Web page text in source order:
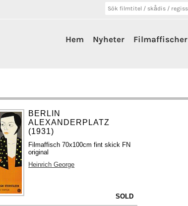
Hem Nyheter Filmaffischer
BERLIN
ALEXANDERPLATZ
(1931)
Filmaffisch 70x100cm fint skick FN
original
Heinrich George
SOLD